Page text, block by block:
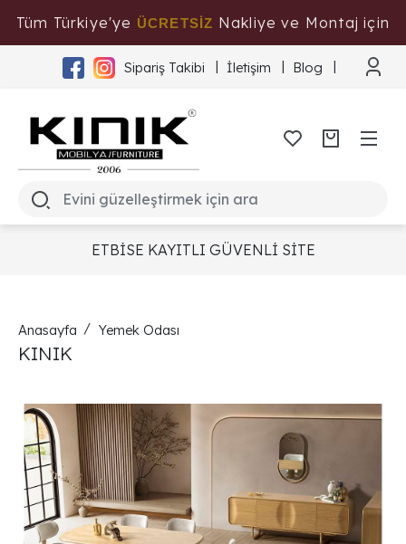
Tüm Türkiye'ye ÜCRETSİZ Nakliye ve Montaj için
Tıklayınız
Sipariş Takibi İletişim Blog
ETBİSE KAYITLI GÜVENLİ SİTE
Anasayfa Yemek Odası
KINIK